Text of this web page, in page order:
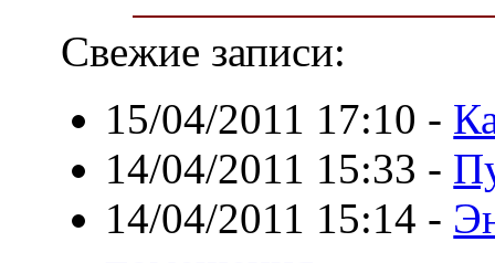
Свежие записи:
15/04/2011 17:10 -
14/04/2011 15:33 -
14/04/2011 15:14 -